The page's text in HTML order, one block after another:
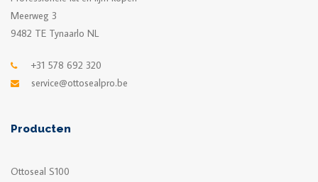
Meerweg 3
9482 TE Tynaarlo NL
+31 578 692 320
service@ottosealpro.be
Producten
Ottoseal S100